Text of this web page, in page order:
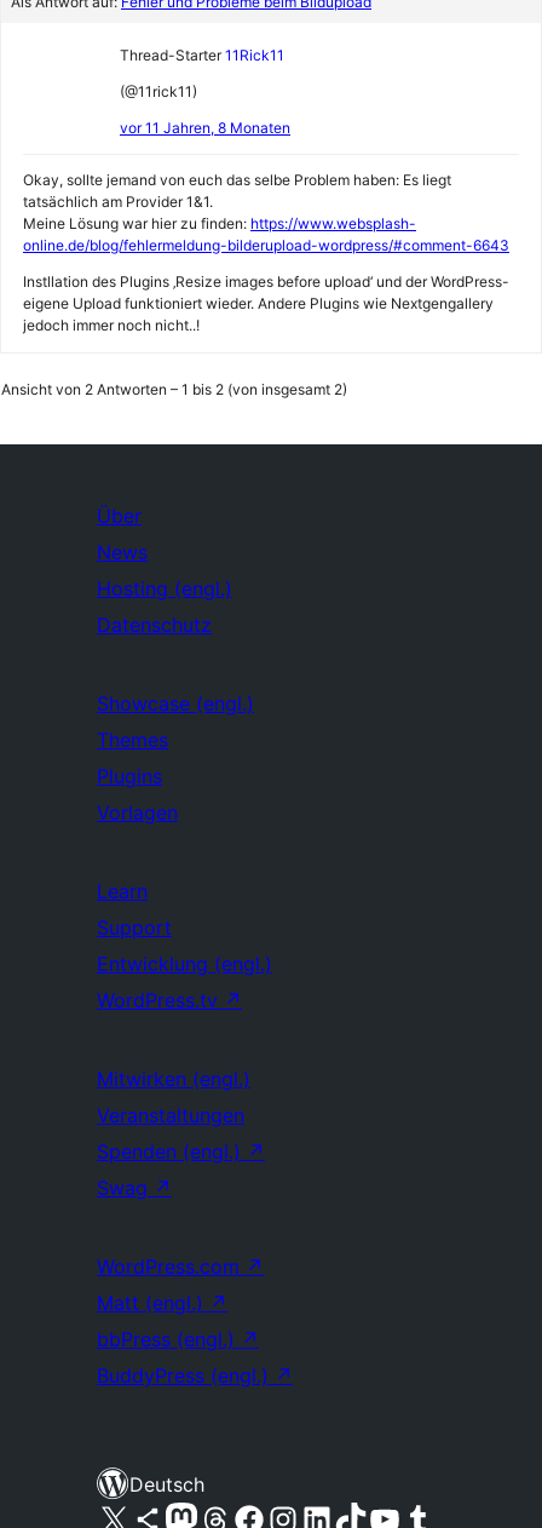
Thread-Starter 11Rick11
(@11rick11)
vor 11 Jahren, 8 Monaten
Okay, sollte jemand von euch das selbe Problem haben: Es liegt
tatsächlich am Provider 1&1.
Meine Lösung war hier zu finden: https://www.websplash-
online.de/blog/fehlermeldung-bilderupload-wordpress/#comment-6643
Instllation des Plugins ‚Resize images before upload‘ und der WordPress-
eigene Upload funktioniert wieder. Andere Plugins wie Nextgengallery
jedoch immer noch nicht..!
Ansicht von 2 Antworten – 1 bis 2 (von insgesamt 2)
Über
News
Hosting (engl.)
Datenschutz
Showcase (engl.)
Themes
Plugins
Vorlagen
Learn
Support
Entwicklung (engl.)
WordPress.tv ↗
Mitwirken (engl.)
Veranstaltungen
Spenden (engl.) ↗
Swag ↗
WordPress.com ↗
Matt (engl.) ↗
bbPress (engl.) ↗
BuddyPress (engl.) ↗
Deutsch
Unser X-Konto (früher Twitter) besuchen
Unser Bluesky-Konto besuchen
Unser Mastodon-Konto besuchen
Unser Threads-Konto besuchen
Unsere Facebook-Seite besuchen
Unser Instagram-Konto besuchen
Unser LinkedIn-Konto besuchen
Unser TikTok-Konto besuchen
Unseren YouTube-Kanal besuchen
Unser Tumblr-Konto besuchen